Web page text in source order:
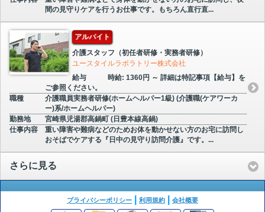
間の見守りケアを行うお仕事です。もちろん直行直...
アルバイト
介護スタッフ（初任者研修・実務者研修）
ユースタイルラボラトリー株式会社
給与
時給: 1360円 ～ 詳細は特記事項【給与】を
ご参照ください。
職種
介護職員実務者研修(ホームヘルパー1級) (介護職(ケアワーカ
ー)系/ホームヘルパー)
勤務地
宮崎県児湯郡高鍋町 (日豊本線高鍋)
仕事内容
重い障害や難病などのためお体を動かせない方のお宅に訪問し
おそばでケアする『日中の見守り訪問介護』です。...
さらに見る
プライバシーポリシー 利用規約 会社概要